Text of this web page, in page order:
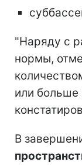
"Наряду с
нормы,
или больше
В